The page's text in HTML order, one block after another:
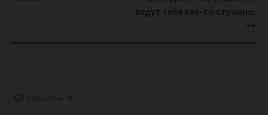
ведут себя как-то странно.